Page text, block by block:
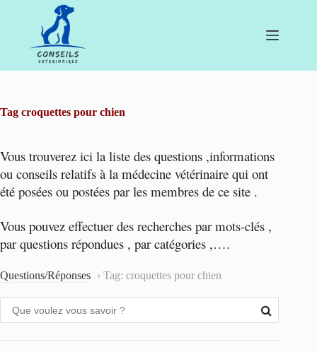
Tag croquettes pour chien
Vous trouverez ici la liste des questions ,informations
ou conseils relatifs à la médecine vétérinaire qui ont
été posées ou postées par les membres de ce site .
Vous pouvez effectuer des recherches par mots-clés ,
par questions répondues , par catégories ,….
Questions/Réponses › Tag: croquettes pour chien